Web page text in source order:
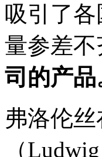
吸引了
量参差不
司的产品
弗洛伦
（